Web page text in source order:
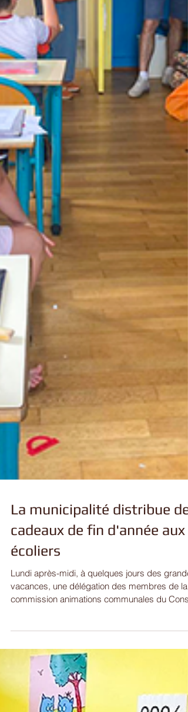
La municipalité distribue des
cadeaux de fin d'année aux
écoliers
Lundi après-midi, à quelques jours des
fin d'année à l'ensemble des élèves des écoles
maternelle et élémentaire. Mesdames Marie-
Christine JAOUAD, Charlène SCHMITT et
Sandra GANGLOFF ont ainsi distribué un petit
sac à l'intérieur duquel les enfants ont pu